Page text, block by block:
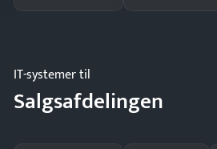
IT-systemer til
Salgsafdelingen